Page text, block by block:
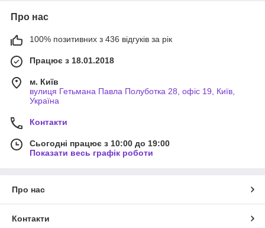
Про нас
100% позитивних з 436 відгуків за рік
Працює з 18.01.2018
м. Київ
вулиця Гетьмана Павла Полуботка 28, офіс 19, Київ,
Україна
Контакти
Сьогодні працює з 10:00 до 19:00
Показати весь графік роботи
Про нас
Контакти